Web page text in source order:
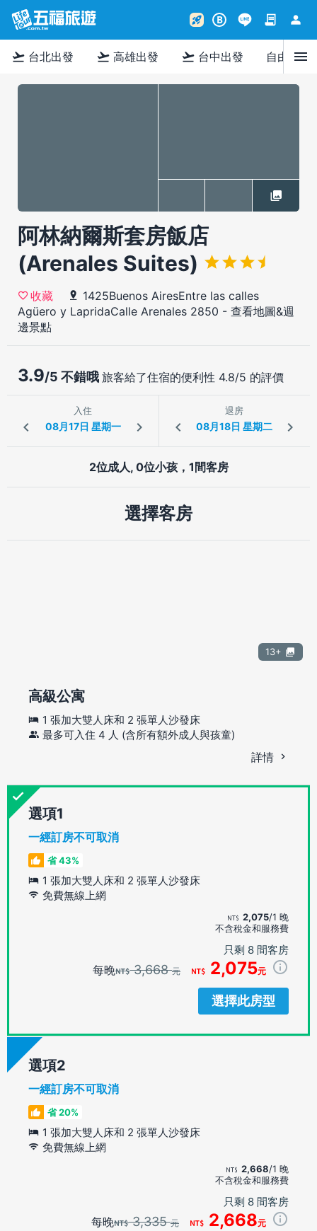
rocket_launch B contract person
flight_takeoff 台北出發 flight_takeoff 高雄出發 flight_takeoff 台中出發 自由行menu
阿林納爾斯套房飯店
(Arenales Suites)
收藏
1425Buenos AiresEntre las calles
Agüero y LapridaCalle Arenales 2850 - 查看地圖&週
邊景點
3.9/5 不錯哦 旅客給了住宿的便利性 4.8/5 的評價
入住 退房
2位成人, 0位小孩，1間客房
選擇客房
13+
高級公寓
1 張加大雙人床和 2 張單人沙發床
最多可入住 4 人 (含所有額外成人與孩童)
詳情
選項
一經訂房不可取消
省 43%
1 張加大雙人床和 2 張單人沙發床
免費無線上網
2,075/1 晚
不含稅金和服務費
只剩 8 間客房
每晚 3,668元 2,075元
選擇此房型
選項
一經訂房不可取消
省 20%
1 張加大雙人床和 2 張單人沙發床
免費無線上網
2,668/1 晚
不含稅金和服務費
只剩 8 間客房
每晚 3,335元 2,668元